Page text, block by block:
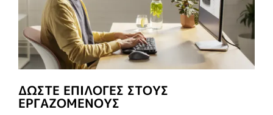
ΔΏΣΤΕ ΕΠΙΛΟΓΈΣ ΣΤΟΥΣ
ΕΡΓΑΖΌΜΕΝΟΥΣ